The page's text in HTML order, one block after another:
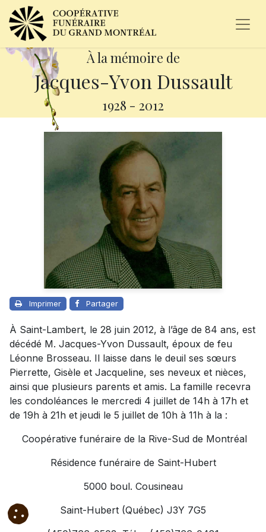
À la mémoire de
Jacques-Yvon Dussault
1928 - 2012
Imprimer Partager
À Saint-Lambert, le 28 juin 2012, à l’âge de 84 ans, est
décédé M. Jacques-Yvon Dussault, époux de feu
Léonne Brosseau. Il laisse dans le deuil ses sœurs
Pierrette, Gisèle et Jacqueline, ses neveux et nièces,
ainsi que plusieurs parents et amis. La famille recevra
les condoléances le mercredi 4 juillet de 14h à 17h et
de 19h à 21h et jeudi le 5 juillet de 10h à 11h à la :
Coopérative funéraire de la Rive-Sud de Montréal
Résidence funéraire de Saint-Hubert
5000 boul. Cousineau
Saint-Hubert (Québec) J3Y 7G5